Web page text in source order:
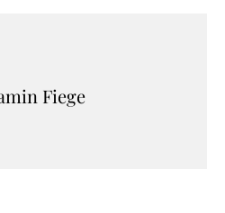
Fiege